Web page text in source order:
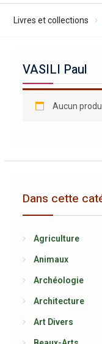
Livres et collections
VASILI Paul
Aucun
Dans cette
Agriculture
Animaux
Archéologie
Architecture
Art Divers